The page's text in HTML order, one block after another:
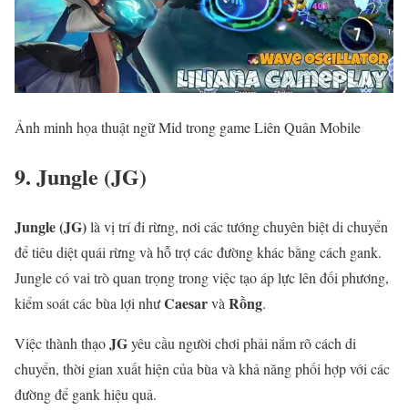
Ảnh minh họa thuật ngữ Mid trong game Liên Quân Mobile
9. Jungle (JG)
Jungle (JG)là vị trí đi rừng, nơi các tướng chuyên biệt di chuyển
để tiêu diệt quái rừng và hỗ trợ các đường khác bằng cách gank.
Jungle có vai trò quan trọng trong việc tạo áp lực lên đối phương,
kiểm soát các bùa lợi nhưCaesarvàRồng.
Việc thành thạoJGyêu cầu người chơi phải nắm rõ cách di
chuyển, thời gian xuất hiện của bùa và khả năng phối hợp với các
đường để gank hiệu quả.